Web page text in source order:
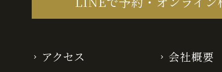
アクセス 会社概要